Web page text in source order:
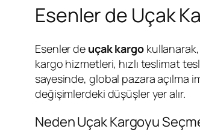
Esenler de Uçak
Esenler de uçak kargokullanarak,
kargo hizmetleri, hızlı teslimat
sayesinde, global pazara açılma
değişimlerdeki düşüşler yer alır.
Neden Uçak Kargoyu